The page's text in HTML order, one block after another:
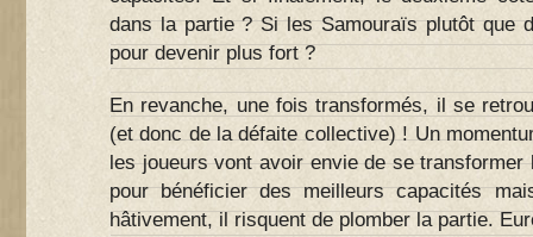
dans la partie ? Si les Samouraïs plutôt que
pour devenir plus fort ?
En revanche, une fois transformés, il se
(et donc de la défaite collective) ! Un
les joueurs vont avoir envie de se transformer
pour bénéficier des meilleurs capacités
hâtivement, il risquent de plomber la partie.